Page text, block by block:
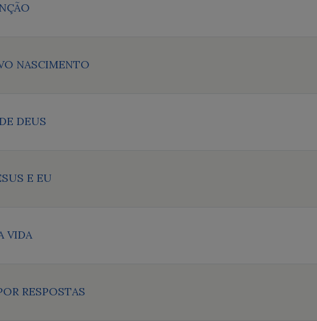
NASCIMENTO
DEUS
E EU
VIDA
RESPOSTAS